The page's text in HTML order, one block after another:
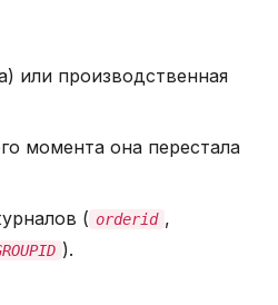
или производственная
момента она перестала
( orderid ,
).